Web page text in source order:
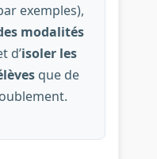
exemples),
modalités
d’isoler les
que de